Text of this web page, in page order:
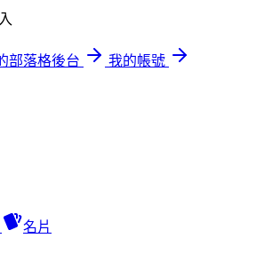
部落格後台
我的帳號
名片